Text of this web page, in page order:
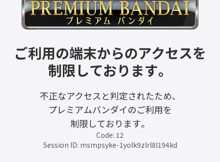
ご利用の端末からのアクセスを
制限しております。
不正なアクセスと判定されたため、
プレミアムバンダイのご利用を
制限しております。
Code: 12
Session ID: msmpsyke-1yolk9zlrl8l194kd